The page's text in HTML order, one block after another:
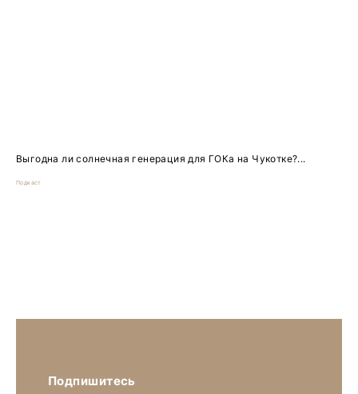
Выгодна ли солнечная генерация для ГОКа на Чукотке?...
Подкаст
Подпишитесь